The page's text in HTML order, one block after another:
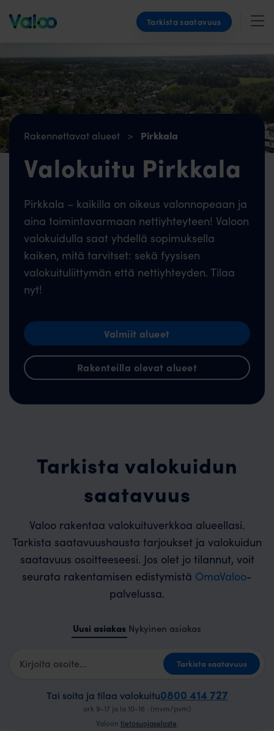
Tarkista saatavuus
Rakennettavat alueet > Pirkkala
Valokuitu Pirkkala
Pirkkala – kaikilla on oikeus valonnopeaan ja
aina toimintavarmaan nettiyhteyteen! Valoon
valokuidulla saat yhdellä sopimuksella
kaiken, mitä tarvitset: sekä fyysisen
valokuituliittymän että nettiyhteyden. Tilaa
nyt!
Valmiit alueet
Rakenteilla olevat alueet
Tarkista valokuidun
saatavuus
Valoo rakentaa valokuituverkkoa alueellasi.
Tarkista saatavuushausta tarjoukset ja valokuidun
saatavuus osoitteeseesi. Jos olet jo tilannut, voit
seurata rakentamisen edistymistä OmaValoo-
palvelussa.
Uusi asiakas Nykyinen asiakas
Tarkista saatavuus
Tai soita ja tilaa valokuitu0800 414 727
ark 9-17 ja la 10-16 · (mvm/pvm)
Valoon tietosuojaseloste